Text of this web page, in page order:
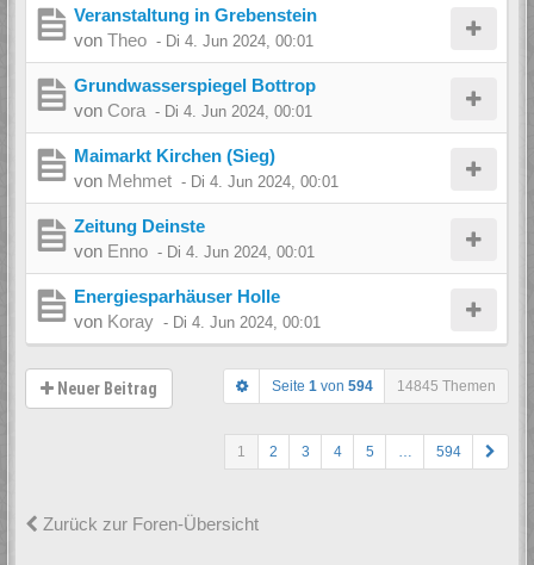
Veranstaltung in Grebenstein
von Theo - Di 4. Jun 2024, 00:01
Grundwasserspiegel Bottrop
von Cora - Di 4. Jun 2024, 00:01
Maimarkt Kirchen (Sieg)
von Mehmet - Di 4. Jun 2024, 00:01
Zeitung Deinste
von Enno - Di 4. Jun 2024, 00:01
Energiesparhäuser Holle
von Koray - Di 4. Jun 2024, 00:01
Neuer Beitrag Seite 1 von 594 14845 Themen
1 2 3 4 5 … 594
Zurück zur Foren-Übersicht